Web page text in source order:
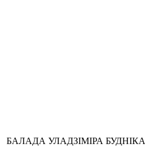
БАЛАДА УЛАДЗІМІРА БУДНІКА